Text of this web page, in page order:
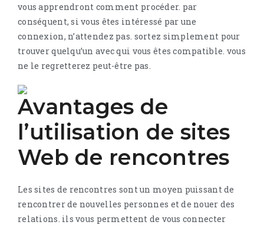
vous apprendront comment procéder. par
conséquent, si vous êtes intéressé par une
connexion, n’attendez pas. sortez simplement pour
trouver quelqu’un avec qui vous êtes compatible. vous
ne le regretterez peut-être pas.
Avantages de
l’utilisation de sites
Web de rencontres
Les sites de rencontres sont un moyen puissant de
rencontrer de nouvelles personnes et de nouer des
relations. ils vous permettent de vous connecter